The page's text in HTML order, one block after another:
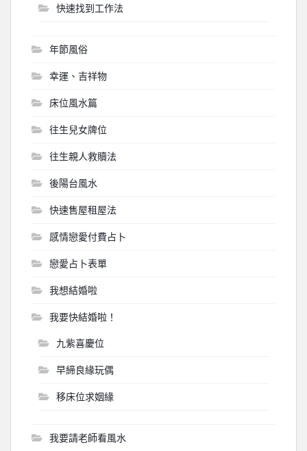
快速找到工作法
年節風俗
幸運、吉祥物
床位風水篇
往生兒女牌位
往生親人救贖法
後陽台風水
快速售屋租屋法
感情戀愛付費占卜
戀愛占卜表單
我想結婚啦
我要快結婚啦！
九紫喜慶位
早締良緣玩偶
移床位求姻緣
我要請老師看風水